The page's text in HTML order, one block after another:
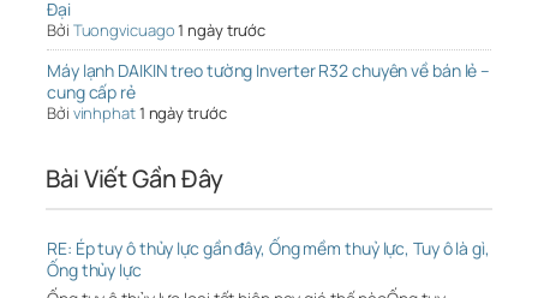
Đại
Bởi Tuongvicuago1 ngày trước
Máy lạnh DAIKIN treo tường Inverter R32 chuyên về bán lẻ –
cung cấp rẻ
Bởi vinhphat1 ngày trước
Bài Viết Gần Đây
RE: Ép tuy ô thủy lực gần đây, Ống mềm thuỷ lực, Tuy ô là gì,
Ống thủy lực